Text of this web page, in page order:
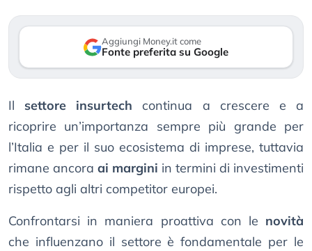
Aggiungi Money.it come
Fonte preferita su Google
Il settore insurtech continua a crescere e a
ricoprire un’importanza sempre più grande per
l’Italia e per il suo ecosistema di imprese, tuttavia
rimane ancora ai margini in termini di investimenti
rispetto agli altri competitor europei.
Confrontarsi in maniera proattiva con le novità
che influenzano il settore è fondamentale per le